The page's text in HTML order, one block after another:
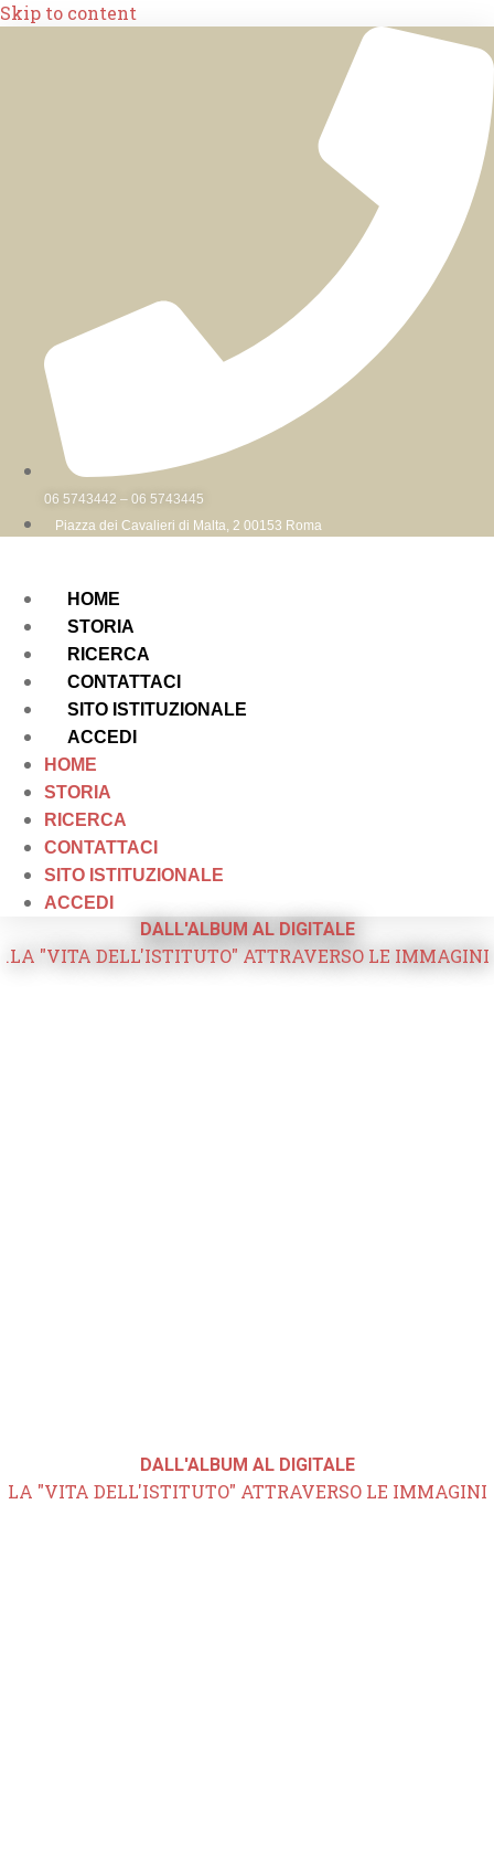
Skip to content
06 5743442 – 06 5743445
Piazza dei Cavalieri di Malta, 2 00153 Roma
HOME
STORIA
RICERCA
CONTATTACI
SITO ISTITUZIONALE
ACCEDI
HOME
STORIA
RICERCA
CONTATTACI
SITO ISTITUZIONALE
ACCEDI
DALL'ALBUM AL DIGITALE
.LA "VITA DELL'ISTITUTO" ATTRAVERSO LE IMMAGINI
DALL'ALBUM AL DIGITALE
LA "VITA DELL'ISTITUTO" ATTRAVERSO LE IMMAGINI